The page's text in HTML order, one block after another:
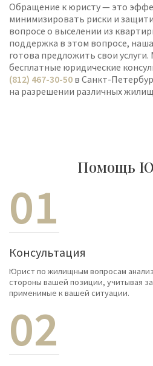
Обращение к юристу — это
минимизировать риски и
вопросе о выселении из
поддержка в этом вопросе,
готова предложить свои
бесплатные юридические
(812) 467-30-50 в Санкт-
на разрешении различных
Помощь
01
Консультация
Юрист по жилищным вопросам
стороны вашей позиции, учитывая
применимые к вашей ситуации.
02